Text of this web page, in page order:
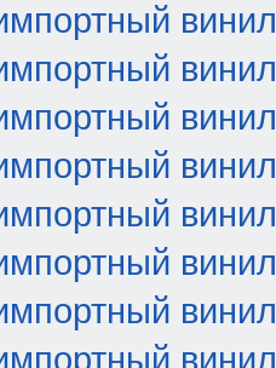
винил
винил
винил
винил
винил
винил
винил
винил